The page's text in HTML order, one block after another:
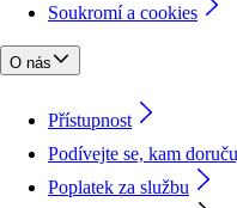
Soukromí a cookies
O nás
Přístupnost
Podívejte se, kam
Poplatek za službu